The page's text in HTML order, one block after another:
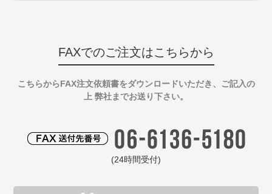
FAXでのご注文はこちらから
こちらからFAX注文依頼書をダウンロードいただき、ご記入の
上 弊社までお送り下さい。
(24時間受付)